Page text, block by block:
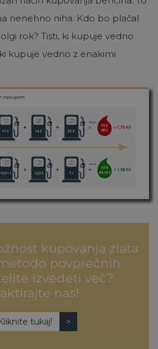
nenehno niha. Kdo bo plačal
rok? Tisti, ki kupuje vedno
kupuje vedno z enakimi
kupovanja zlata
povprečnih
izvedeti več?
nas!
tukaj!